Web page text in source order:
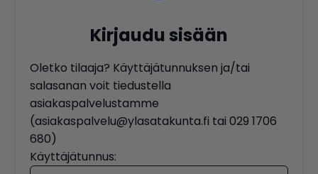
Kirjaudu sisään
Oletko tilaaja? Käyttäjätunnuksen ja/tai
salasanan voit tiedustella
asiakaspalvelustamme
(asiakaspalvelu@ylasatakunta.fi tai 029 1706
680)
Käyttäjätunnus: